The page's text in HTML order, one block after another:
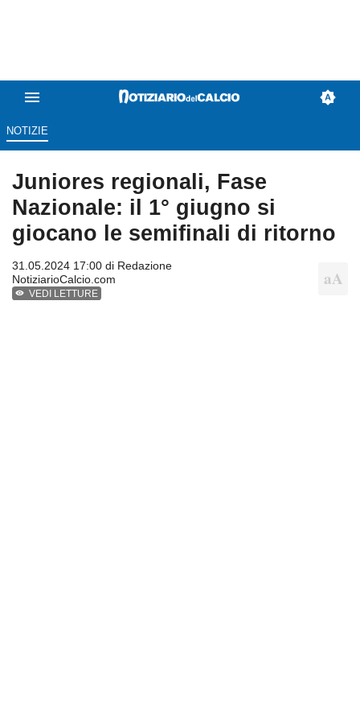
NOTIZIE
Juniores regionali, Fase
Nazionale: il 1° giugno si
giocano le semifinali di ritorno
31.05.2024 17:00 di Redazione
NotiziarioCalcio.com
VEDI LETTURE